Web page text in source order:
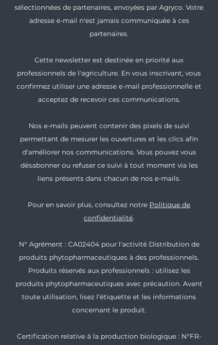
sélectionnées de partenaires, envoyées par Agryco. Votre
adresse e-mail n'est jamais communiquée à ces
partenaires.
Cette newsletter est destinée en priorité aux
professionnels de l'agriculture. En vous inscrivant, vous
confirmez utiliser une adresse e-mail professionnelle et
acceptez de recevoir ces communications.
Nos e-mails peuvent contenir des pixels de suivi
permettant de mesurer les ouvertures et les clics afin
d'améliorer nos communications. Vous pouvez vous
désabonner ou refuser ce suivi à tout moment via les
liens présents dans chacun de nos e-mails.
Pour en savoir plus, consultez notre Politique de
confidentialité.
N° Agrément : CA02404 pour l'activité Distribution de
produits phytopharmaceutiques à des professionnels.
Produits réservés aux professionnels : utilisez les
produits phytopharmaceutiques avec précaution. Avant
toute utilisation, lisez l'étiquette et les informations
concernant le produit.
Certification relative à la production biologique : N°FR-